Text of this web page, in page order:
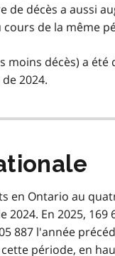
de décès a aussi
de la même
moins décès) a
2024.
en Ontario au
2024. En 2025,
887 l'année
période, en